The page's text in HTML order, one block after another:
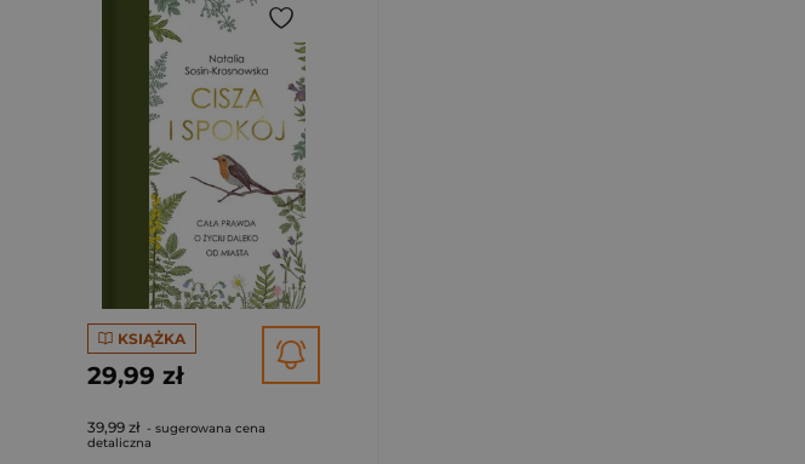
KSIĄŻKA
29,99 zł
39,99 zł - sugerowana cena
detaliczna